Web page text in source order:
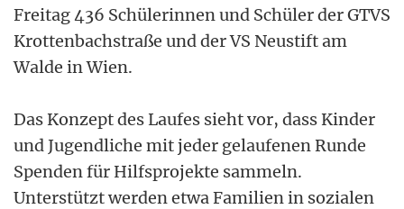
Freitag 436 Schülerinnen und Schüler der GTVS
Krottenbachstraße und der VS Neustift am
Walde in Wien.
Das Konzept des Laufes sieht vor, dass Kinder
und Jugendliche mit jeder gelaufenen Runde
Spenden für Hilfsprojekte sammeln.
Unterstützt werden etwa Familien in sozialen